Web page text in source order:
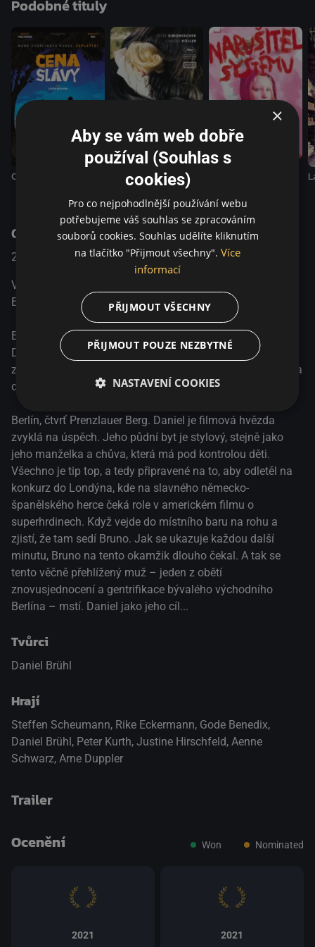
čeká role v americkém filmu o superhrdinech. Když vejde
ukazuje každou další minutu, Bruno na tento okamžik
dlouho čekal. A tak se tento věčně přehlížený muž – jeden
z obětí znovusjednocení a gentrifikace bývalého
východního Berlína – mstí. Daniel jako jeho cíl...
Podobné tituly
Cena slávy
Toni Erdmann Narušitel systému
O pořadu
2021 USA / Německo Komedie
V hospodě se potká Východní Berlín se Západním
Berlínem. Jeden se ptá druhého...
Během zdánlivě náhodného setkání je filmová hvězda
Daniel konfrontována s Brunem, jedním z poražených po
znovusjednocení a gentrifikace. Ví o Danielovi všechno – a
chce se pomstít. Daniel Brühl v jeho režijním debutu.
Berlín, čtvrť Prenzlauer Berg. Daniel je filmová hvězda
zvyklá na úspěch. Jeho půdní byt je stylový, stejně jako
jeho manželka a chůva, která má pod kontrolou děti.
Všechno je tip top, a tedy připravené na to, aby odletěl na
konkurz do Londýna, kde na slavného německo-
španělského herce čeká role v americkém filmu o
superhrdinech. Když vejde do místního baru na rohu a
zjistí, že tam sedí Bruno. Jak se ukazuje každou další
minutu, Bruno na tento okamžik dlouho čekal. A tak se
tento věčně přehlížený muž – jeden z obětí
znovusjednocení a gentrifikace bývalého východního
Berlína – mstí. Daniel jako jeho cíl...
Tvůrci
Daniel Brühl
Hrají
Steffen Scheumann, Rike Eckermann, Gode Benedix,
Daniel Brühl , Peter Kurth, Justine Hirschfeld, Aenne
Schwarz, Arne Duppler
Trailer
přepnout na HTML5 přehrávač
Ocenění Won Nominated
2021 2021
×
Aby se vám web dobře
používal (Souhlas s
cookies)
Pro co nejpohodlnější používání webu
potřebujeme váš souhlas se zpracováním
souborů cookies. Souhlas udělíte kliknutím
na tlačítko "Přijmout všechny". Více
informací
PŘIJMOUT VŠECHNY
PŘIJMOUT POUZE NEZBYTNÉ
NASTAVENÍ COOKIES